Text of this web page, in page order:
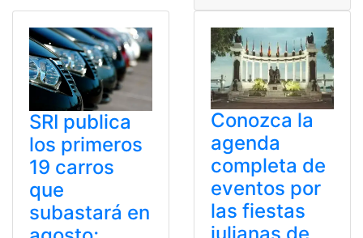
SRI publica
los primeros
19 carros
que
subastará en
Conozca la
agenda
completa de
eventos por
las fiestas